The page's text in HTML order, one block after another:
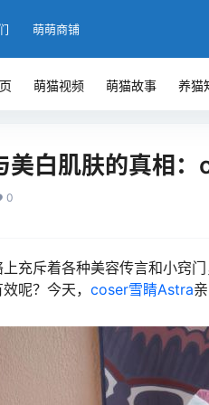
萌萌商铺
萌猫视频 萌猫故事 养猫
美白肌肤的真相
0
充斥着各种美容传言和小窍
呢？今天， coser雪睛Astra